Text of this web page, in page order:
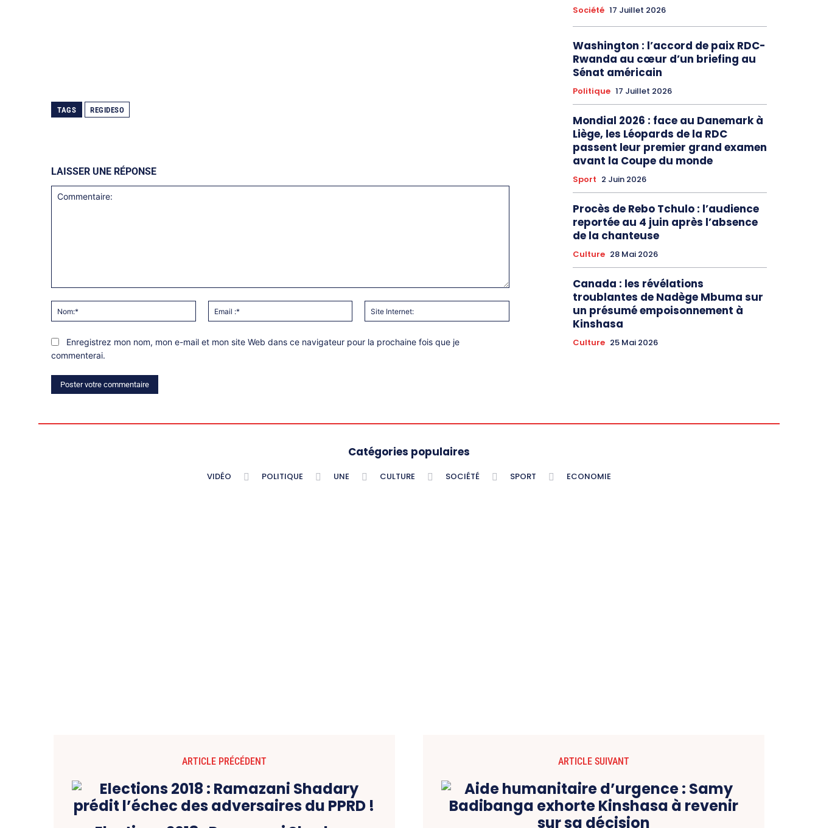
TAGS REGIDESO
LAISSER UNE RÉPONSE
Nom:*
Email
:*
Internet:
Enregistrez mon nom, mon e-mail et mon site Web dans ce navigateur pour la prochaine fois que je
commenterai.
Société 17 Juillet 2026
Washington : l’accord de paix RDC-
Rwanda au cœur d’un briefing au
Sénat américain
Politique 17 Juillet 2026
Mondial 2026 : face au Danemark à
Liège, les Léopards de la RDC
passent leur premier grand examen
avant la Coupe du monde
Sport 2 Juin 2026
Procès de Rebo Tchulo : l’audience
reportée au 4 juin après l’absence
de la chanteuse
Culture 28 Mai 2026
Canada : les révélations
troublantes de Nadège Mbuma sur
un présumé empoisonnement à
Kinshasa
Culture 25 Mai 2026
Catégories populaires
VIDÉO POLITIQUE UNE CULTURE SOCIÉTÉ SPORT ECONOMIE
ARTICLE PRÉCÉDENT ARTICLE SUIVANT